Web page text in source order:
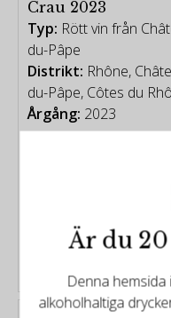
Crau 2023
Typ: Rött vin från
du-Pâpe
Distrikt: Rhône,
du-Pâpe, Côtes du
Årgång: 2023
Är du
Denna
alkoholhaltiga